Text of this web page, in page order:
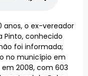
anos, o ex-vereador
Pinto, conhecido
foi informada;
no município em
2008, com 603